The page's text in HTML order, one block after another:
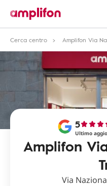
Cerca centro
Amplifon Via
Amplifon
5
Ultimo
Via